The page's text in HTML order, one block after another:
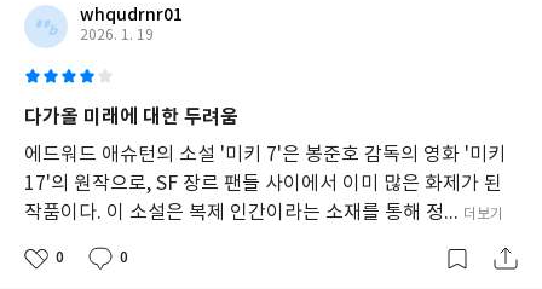
새로운 것으로 교체할 경우, 어느 시점에 이르러 원래의 부분이 하
나도 남지 않게 되면, 그것을 테세우스의 배라 부를 수 있느냐는 역
설을 담고 있다. 미키 역시 끊임없이 죽고 복제인간으로 재생되지
재 자신과 함께 생존한 미키8이 자신과 동일인인가 하는 모순적 질
문에 계속 시달린다. 타인은 그의 재생이 연속성이 있고, 심지어 불
사라고 여기지만, 정작 본인과 동일한 재생본인 미키8의 모습은 전
혀 다른 생각과 판단을 하는데다, 죽은 전임자 여섯에 대한 감정도
다르지 않다. 저자인 에드워드 애슈턴은 여러 인터뷰를 통해, 1970
년대 유명했던 TV 시리즈인「스타트렉」의 전송기(대원을 목적지
반
스
여
러
번
죽
고
복
제
된
신
whqudrnr01
2026. 1. 19
다가올 미래에 대한 두려움
에드워드 애슈턴의 소설 '미키 7'은 봉준호 감독의 영화 '미키
17'의 원작으로, SF 장르 팬들 사이에서 이미 많은 화제가 된
작품이다. 이 소설은 복제 인간이라는 소재를 통해 정... 더보기
0 0